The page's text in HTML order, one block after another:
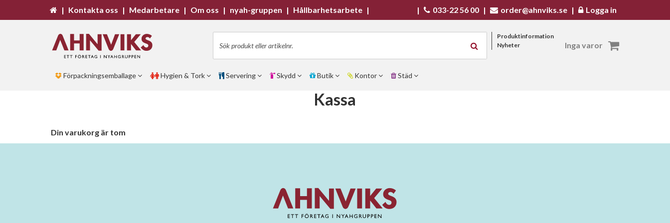
Kassa
Din varukorg är tom
| Kontakta oss | Medarbetare | Om oss | nyah-gruppen | Hållbarhetsarbete | | 033-22 56 00 | order@ahnviks.se | Logga in
Produktinformation
Nyheter
Inga varor
Förpackningsemballage Hygien & Tork Servering Skydd Butik Kontor Städ